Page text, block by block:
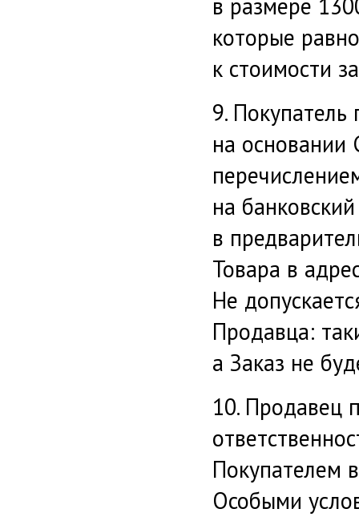
в размере
которые
к стоимости
9. Покупатель
на основании
на
в
Товара в
Не
Продавца:
а Заказ не
10. Продавец
Покупателем
Особыми